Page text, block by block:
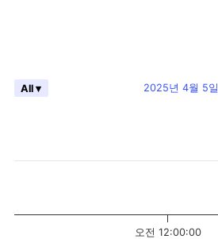
2025년 4월 5일
All ▾
오전 12:00:00